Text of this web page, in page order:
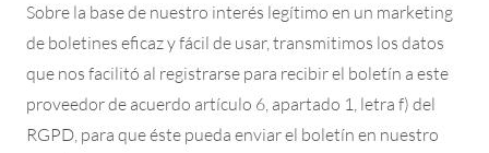
Sobre la base de nuestro interés legítimo en un marketing
de boletines eficaz y fácil de usar, transmitimos los datos
que nos facilitó al registrarse para recibir el boletín a este
proveedor de acuerdo artículo 6, apartado 1, letra f) del
RGPD, para que éste pueda enviar el boletín en nuestro